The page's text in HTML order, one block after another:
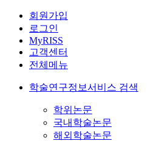
회원가입
로그인
MyRISS
고객센터
전체메뉴
학술연구정보서비스 검색
학위논문
국내학술논문
해외학술논문